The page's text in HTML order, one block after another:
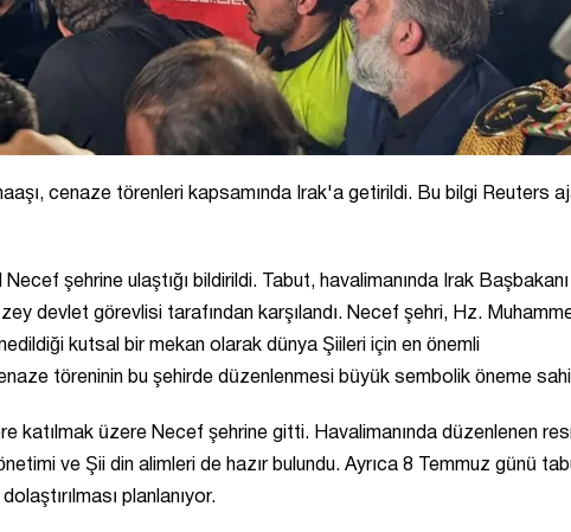
cenaze törenleri kapsamında Irak'a getirildi. Bu bilgi Reuters
şehrine ulaştığı bildirildi. Tabut, havalimanında Irak Başbakanı
devlet görevlisi tarafından karşılandı. Necef şehri, Hz.
kutsal bir mekan olarak dünya Şiileri için en önemli
töreninin bu şehirde düzenlenmesi büyük sembolik öneme
katılmak üzere Necef şehrine gitti. Havalimanında düzenlenen
ve Şii din alimleri de hazır bulundu. Ayrıca 8 Temmuz günü
planlanıyor.